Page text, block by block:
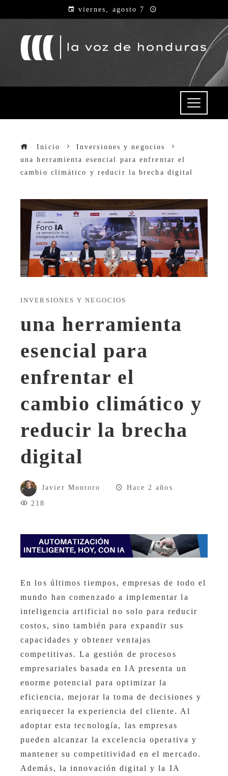
viernes, agosto 7
Inicio
Inversiones y negocios
una herramienta esencial para enfrentar el
cambio climático y reducir la brecha digital
INVERSIONES Y NEGOCIOS
una herramienta
esencial para
enfrentar el
cambio climático y
reducir la brecha
digital
Javier Montoro
Hace 2 años
218
En los últimos tiempos, empresas de todo el
mundo han comenzado a implementar la
inteligencia artificial no solo para reducir
costos, sino también para expandir sus
capacidades y obtener ventajas
competitivas. La gestión de procesos
empresariales basada en IA presenta un
enorme potencial para optimizar la
eficiencia, mejorar la toma de decisiones y
enriquecer la experiencia del cliente. Al
adoptar esta tecnología, las empresas
pueden alcanzar la excelencia operativa y
mantener su competitividad en el mercado.
Además, la innovación digital y la IA